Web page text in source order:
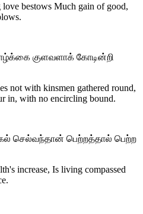
bestows Much gain of good,
குளவளாக் கோடின்றி
not with kinsmen gathered round,
in, with no encircling bound.
செல்வந்தான் பெற்றத்தால் பெற்ற
increase, Is living compassed